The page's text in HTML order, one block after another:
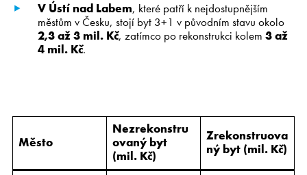
V Ústí nad Labem, které patří k nejdostupnějším
městům v Česku, stojí byt 3+1 v původním stavu okolo
2,3 až 3 mil. Kč, zatímco po rekonstrukci kolem3 až
4 mil. Kč.
Město
Nezrekonstru
ovaný byt
(mil. Kč)
Zrekonstruova
ný byt (mil. Kč)